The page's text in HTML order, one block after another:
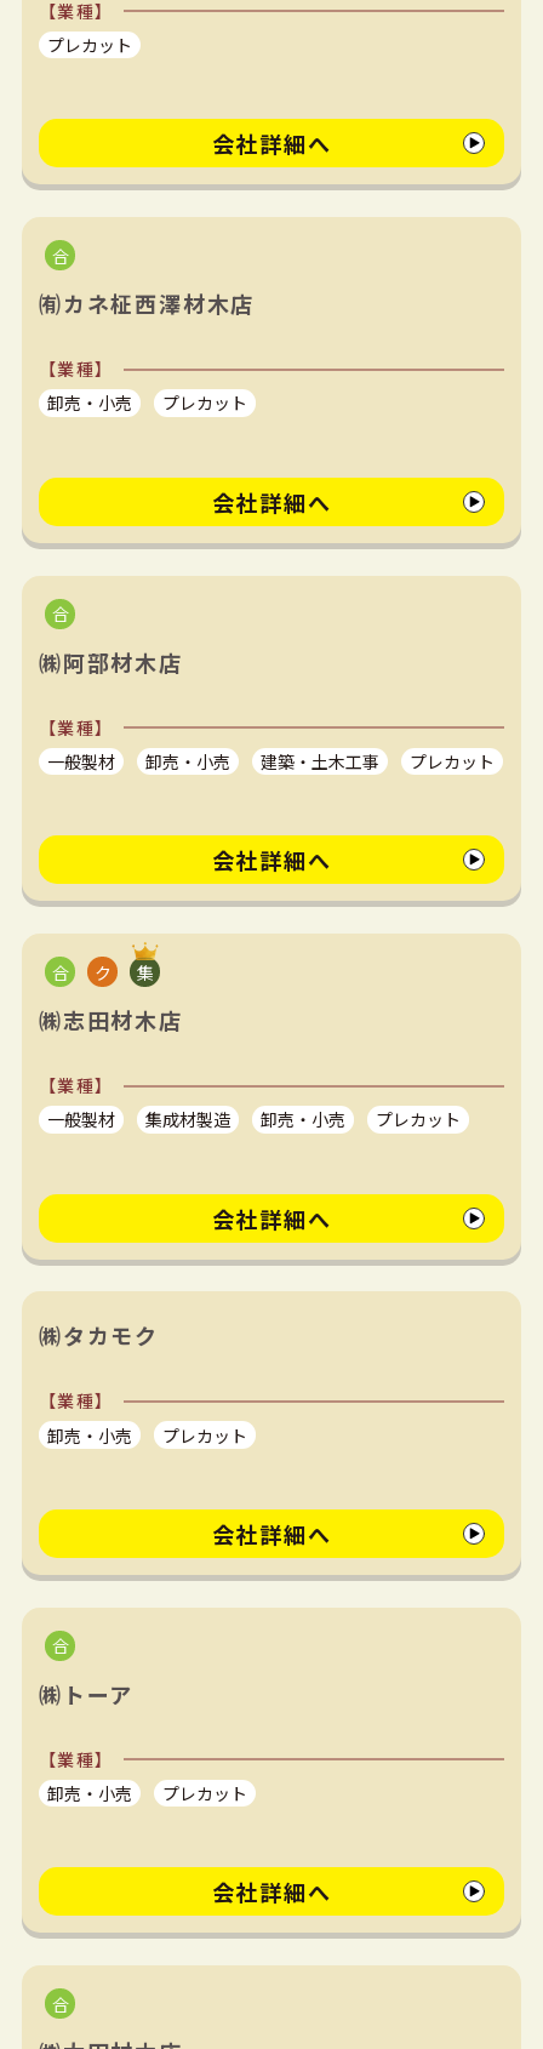
【業種】
プレカット
会社詳細へ
㈲カネ柾西澤材木店
【業種】
卸売・小売
プレカット
会社詳細へ
㈱阿部材木店
【業種】
一般製材
卸売・小売 建築・土木工事 プレカット
会社詳細へ
㈱志田材木店
【業種】
一般製材
集成材製造 卸売・小売 プレカット
会社詳細へ
㈱タカモク
【業種】
卸売・小売
プレカット
会社詳細へ
㈱トーア
【業種】
卸売・小売
プレカット
会社詳細へ